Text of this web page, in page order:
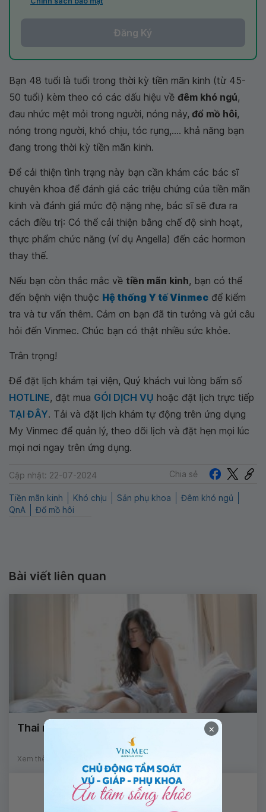
Đăng Ký
Bạn 48 tuổi là tuổi trong thời kỳ tiền mãn kinh (từ 45-
50 tuổi) kèm theo có các dấu hiệu về đêm khó ngủ,
đau nhức mệt mỏi trong người, nóng nảy, đổ mồ hôi,
nóng trong người, khó chịu, tóc rụng,.... khả năng bạn
đang trong thời kỳ tiền mãn kinh.
Để cải thiện tình trạng này bạn cần khám các bác sĩ
chuyên khoa để đánh giá các triệu chứng của tiền mãn
kinh và đánh giá mức độ nặng nhẹ, bác sĩ sẽ đưa ra
cách điều trị: Có thể cải thiện bằng chế độ sinh hoạt,
thực phẩm chức năng (ví dụ Angella) đến các hormon
thay thế.
Nếu bạn còn thắc mắc về tiền mãn kinh, bạn có thể
đến bệnh viện thuộc Hệ thống Y tế Vinmec để kiểm
tra và tư vấn thêm. Cảm ơn bạn đã tin tưởng và gửi câu
hỏi đến Vinmec. Chúc bạn có thật nhiều sức khỏe.
Trân trọng!
Để đặt lịch khám tại viện, Quý khách vui lòng bấm số
HOTLINE, đặt mua GÓI DỊCH VỤ hoặc đặt lịch trực tiếp
TẠI ĐÂY. Tải và đặt lịch khám tự động trên ứng dụng
My Vinmec để quản lý, theo dõi lịch và đặt hẹn mọi lúc
mọi nơi ngay trên ứng dụng.
Cập nhật: 22-07-2024 Chia sẻ
Tiền mãn kinh Khó chịu Sản phụ khoa
Đêm khó ngủ
QnA
Đổ mồ hôi
Bài viết liên quan
Thai ngoài tử cung và cách phòng ngừa
Xem thêm
×